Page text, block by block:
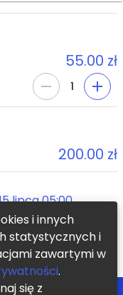
55.00 zł
1
200.00 zł
lipca 05:00
i innych
statystycznych i
zawartymi w
.
się z